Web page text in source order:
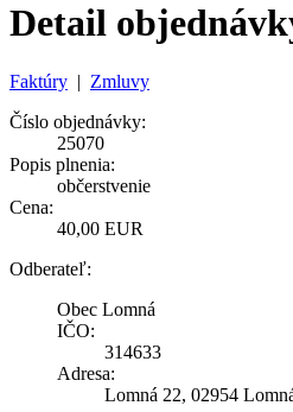
Detail
Faktúry | Zmluvy
Číslo objednávky:
25070
Popis plnenia:
občerstvenie
Cena:
40,00 EUR
Odberateľ:
Obec Lomná
IČO:
314633
Adresa:
Lomná 22, 02954